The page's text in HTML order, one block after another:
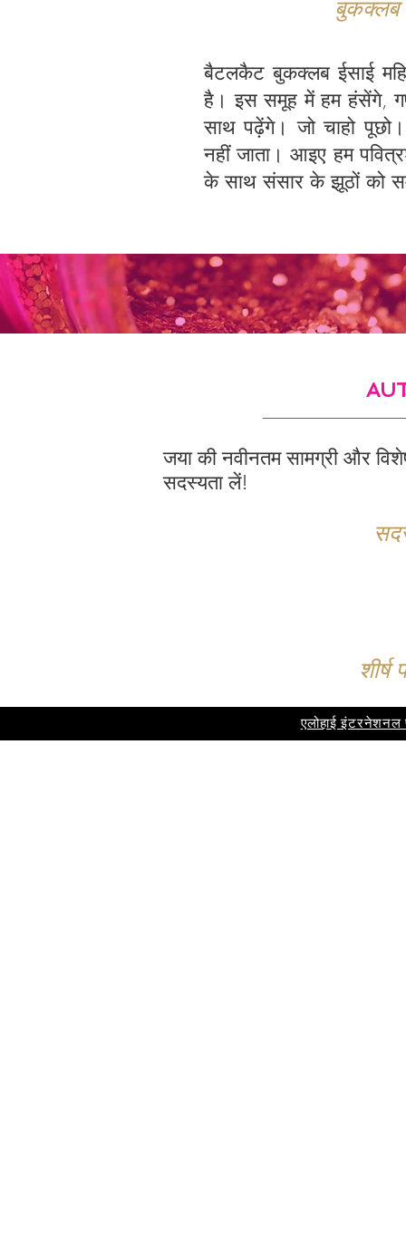
बुकक्लब
बैटलकैट बुकक्लब ईसाई
है। इस समूह में हम हंसेंगे,
साथ पढ़ेंगे। जो चाहो
नहीं जाता। आइए हम
के साथ संसार के झूठों को
जया की नवीनतम सामग्री और
सदस्यता लें!
एलोहाई इंटरनेशनल